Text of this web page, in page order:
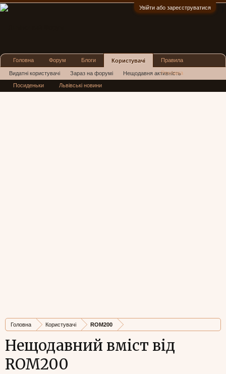
Увійти або зареєструватися
Головна Користувачі ROM200
Нещодавний вміст від
ROM200
Головна Форум Блоги Користувачі
Видатні користувачі Зараз на форумі Нещодавня активність
Нові повідомлення профілю
Правила
Реклама
Посиденьки Львівські новини